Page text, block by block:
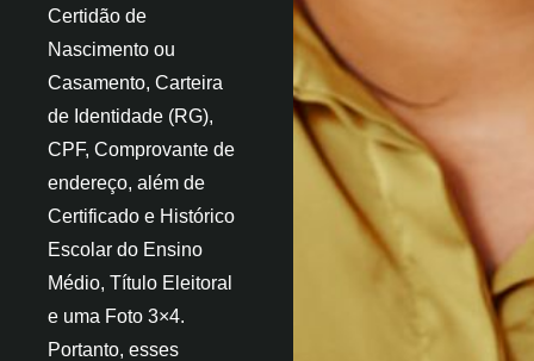
Certidão de
Nascimento ou
Casamento, Carteira
de Identidade (RG),
CPF, Comprovante de
endereço, além de
Certificado e Histórico
Escolar do Ensino
Médio, Título Eleitoral
e uma Foto 3×4.
Portanto, esses